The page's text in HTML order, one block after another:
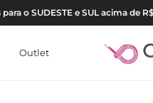
o SUDESTE e SUL acima de
Outlet